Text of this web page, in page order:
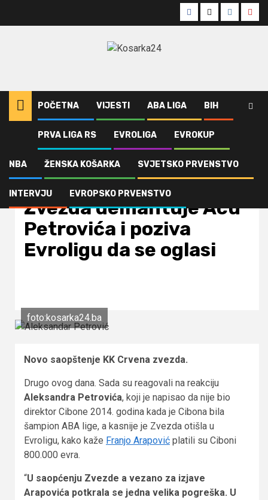
Facebook
Twitter
POČETNA VIJESTI ABA LIGA BIH
PRVA LIGA RS EVROLIGA EVROKUP
NBA ŽENSKA KOŠARKA SVJETSKO PRVENSTVO
INTERVJU EVROPSKO PRVENSTVO
ABA Liga
Zvezda demantuje Acu Petrovića i poziva Evroligu da se oglasi
Zvezda demantuje Acu
Petrovića i poziva
Evroligu da se oglasi
foto:kosarka24.ba
Novo saopštenje KK Crvena zvezda.
Drugo ovog dana. Sada su reagovali na reakciju
Aleksandra Petrovića, koji je napisao da nije bio
direktor Cibone 2014. godina kada je Cibona bila
šampion ABA lige, a kasnije je Zvezda otišla u
Evroligu, kako kaže Franjo Arapović platili su Ciboni
800.000 evra.
“U saopćenju Zvezde a vezano za izjave
Arapovića potkrala se jedna velika pogreška. U